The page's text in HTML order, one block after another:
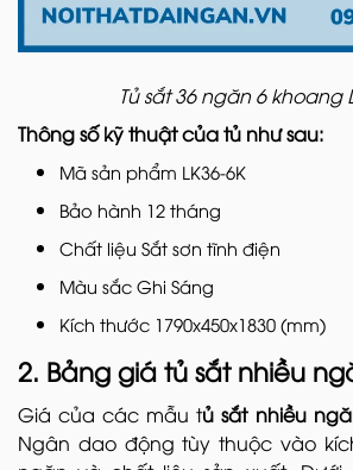
Tủ sắt 36 ngăn 6 khoang
Thông số kỹ thuật của tủ như sau:
Mã sản phẩm LK36-6K
Bảo hành 12 tháng
Chất liệu Sắt sơn tĩnh điện
Màu sắc Ghi Sáng
Kích thước 1790x450x1830 (mm)
2. Bảng giá tủ sắt nhiều
Giá của các mẫu tủ sắt nhiều
Ngân dao động tùy thuộc vào